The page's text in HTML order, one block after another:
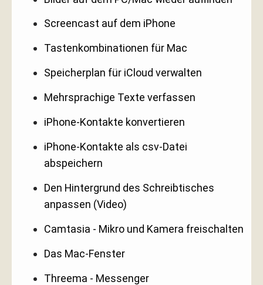
Screencast auf dem iPhone
Tastenkombinationen für Mac
Speicherplan für iCloud verwalten
Mehrsprachige Texte verfassen
iPhone-Kontakte konvertieren
iPhone-Kontakte als csv-Datei
abspeichern
Den Hintergrund des Schreibtisches
anpassen (Video)
Camtasia - Mikro und Kamera freischalten
Das Mac-Fenster
Threema - Messenger